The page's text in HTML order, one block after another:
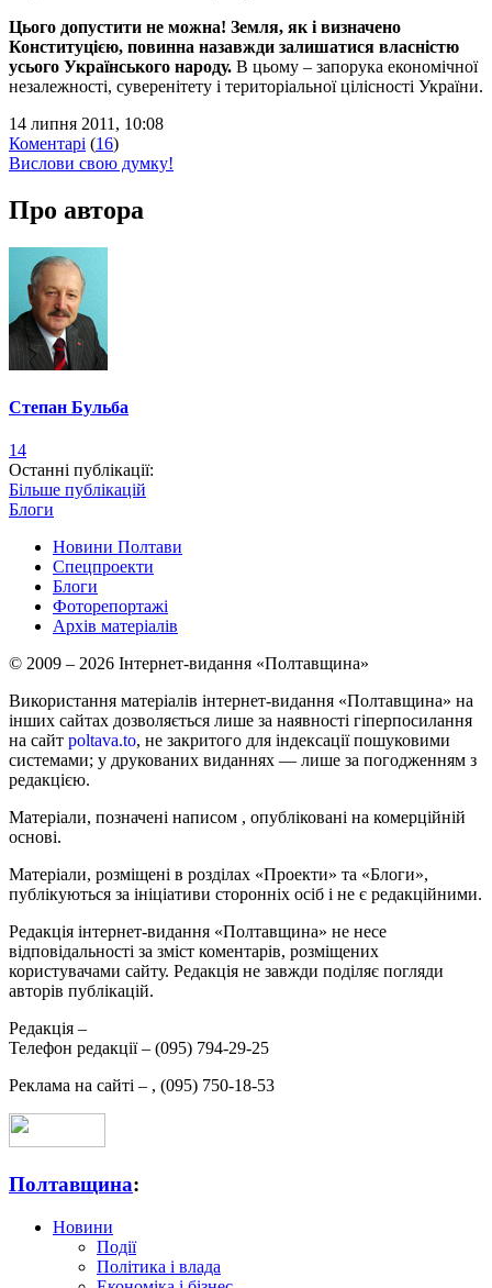
Цього допустити не можна! Земля, як і визначено
Конституцією, повинна назавжди залишатися власністю
усього Українського народу. В цьому – запорука економічної
незалежності, суверенітету і територіальної цілісності України.
14 липня 2011, 10:08
Коментарі (16)
Вислови свою думку!
Про автора
Степан Бульба
14
Останні публікації:
Більше публікацій
Блоги
Новини Полтави
Спецпроекти
Блоги
Фоторепортажі
Архів матеріалів
© 2009 – 2026 Інтернет-видання «Полтавщина»
Використання матеріалів інтернет-видання «Полтавщина» на
інших сайтах дозволяється лише за наявності гіперпосилання
на сайт poltava.to, не закритого для індексації пошуковими
системами; у друкованих виданнях — лише за погодженням з
редакцією.
Матеріали, позначені написом , опубліковані на комерційній
основі.
Матеріали, розміщені в розділах «Проекти» та «Блоги»,
публікуються за ініціативи сторонніх осіб і не є редакційними.
Редакція інтернет-видання «Полтавщина» не несе
відповідальності за зміст коментарів, розміщених
користувачами сайту. Редакція не завжди поділяє погляди
авторів публікацій.
Редакція –
Телефон редакції – (095) 794-29-25
Реклама на сайті – , (095) 750-18-53
Полтавщина:
Новини
Події
Політика і влада